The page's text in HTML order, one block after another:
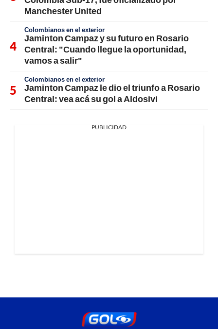
Manchester United
Colombianos en el exterior
Jaminton Campaz y su futuro en Rosario
Central: "Cuando llegue la oportunidad,
vamos a salir"
Colombianos en el exterior
Jaminton Campaz le dio el triunfo a Rosario
Central: vea acá su gol a Aldosivi
PUBLICIDAD